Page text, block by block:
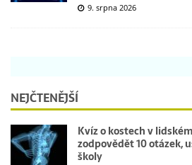
9. srpna 2026
NEJČTENĚJŠÍ
Kvíz o kostech v
zodpovědět 10 otázek,
školy